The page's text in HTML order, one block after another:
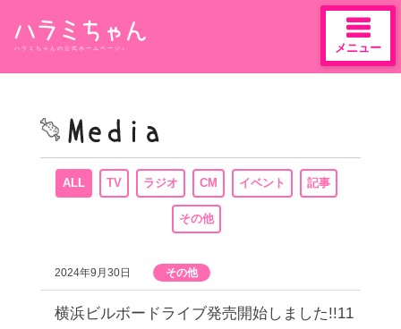
content
ハラミちゃんの公式ホームページ♪ メニュー
ALL TV ラジオ CM イベント 記事
その他
2024年9月30日 その他
横浜ビルボードライブ発売開始しました!!11